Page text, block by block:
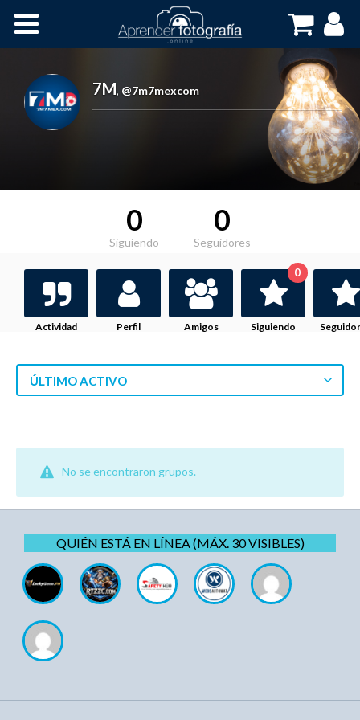
Cursos OnLine
7M, @7m7mexcom
0
Siguiendo
0
Seguidores
Actividad Perfil Amigos Siguiendo
0
ÚLTIMO ACTIVO
No se encontraron grupos.
QUIÉN ESTÁ EN LÍNEA (MÁX. 30 VISIBLES)